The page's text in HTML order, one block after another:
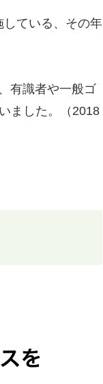
ている、その年
有識者や一般ゴ
ました。（2018